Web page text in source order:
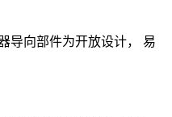
导向部件为开放设计， 易